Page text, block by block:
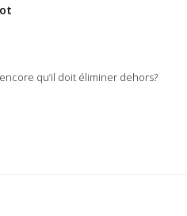
qu’il doit éliminer dehors?